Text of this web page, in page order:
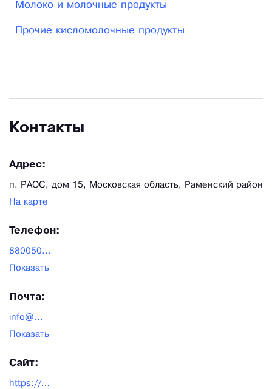
Молоко и молочные продукты
Прочие кисломолочные продукты
Контакты
Адрес:
п. РАОС, дом 15, Московская область, Раменский район
На карте
Телефон:
880050...
Показать
Почта:
info@...
Показать
Сайт:
https://www.ehrmann.ru/